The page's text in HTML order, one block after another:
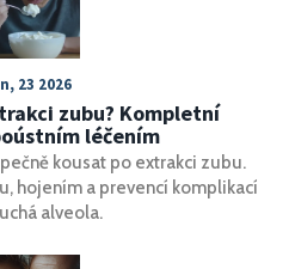
23 2026
zubu? Kompletní
léčením
kousat po extrakci zubu.
hojením a prevencí komplikací
alveola.